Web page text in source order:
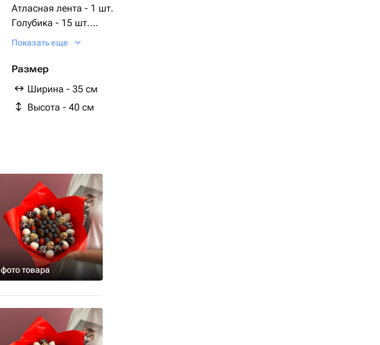
Атласная лента - 1 шт.
Голубика - 15 шт.
Клубника в шоколаде - 30 шт.
Показать еще
Размер
Ширина - 35 см
Высота - 40 см
фото товара